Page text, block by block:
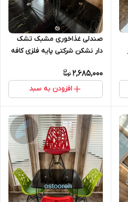
صندلی غذاخوری مشبک تشک
دار نشکن شرکتی پایه فلزی کافه
2,685,000
افزودن به سبد